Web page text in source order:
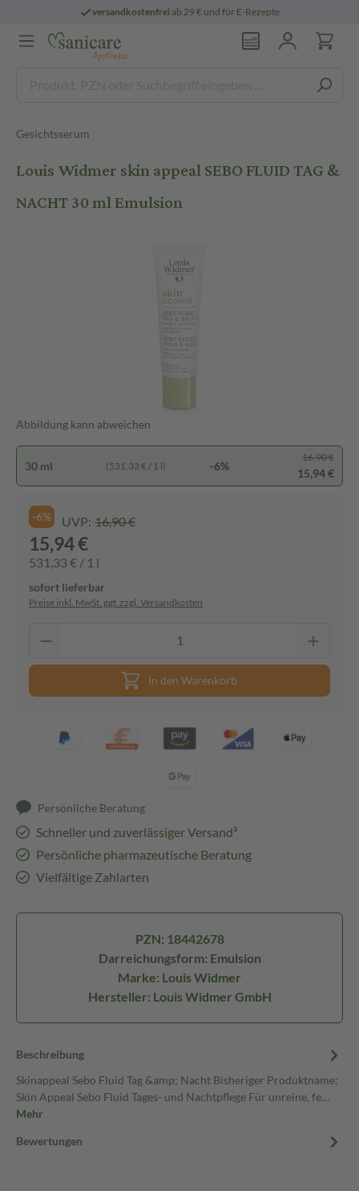
versandkostenfreiab 29 € und für E-Rezepte
Gesichtsserum
Louis Widmer skin appeal SEBO FLUID TAG &
NACHT 30 ml Emulsion
Abbildung kann abweichen
30 ml (531,33 € / 1 l) -6%
16,90 €
15,94 €
-6% UVP: 16,90 €
15,94 €
531,33 € / 1 l
sofort lieferbar
Preise inkl. MwSt. ggf. zzgl. Versandkosten
In den Warenkorb
Persönliche Beratung
Schneller und zuverlässiger Versand³
Persönliche pharmazeutische Beratung
Vielfältige Zahlarten
PZN: 18442678
Darreichungsform: Emulsion
Marke: Louis Widmer
Hersteller: Louis Widmer GmbH
Beschreibung
Skinappeal Sebo Fluid Tag &amp; Nacht Bisheriger Produktname:
Skin Appeal Sebo Fluid Tages- und Nachtpflege Für unreine, fe…
Mehr
Bewertungen